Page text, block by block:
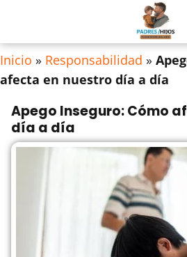
Inicio » Responsabilidad »
afecta en nuestro día a día
Apego Inseguro: Cómo
día a día